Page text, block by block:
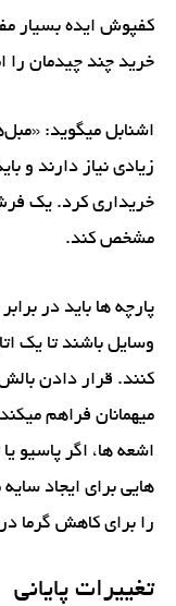
کفپوش ایده بسیار
خرید چند چیدمان را
اشنابل میگوید:
زیادی نیاز دارند و
خریداری کرد. یک
مشخص کند.
پارچه ها باید در
وسایل باشند تا یک
کنند. قرار دادن
میهمانان فراهم
اشعه ها، اگر پاسیو
هایی برای ایجاد
را برای کاهش گرما
تغییرات پایانی